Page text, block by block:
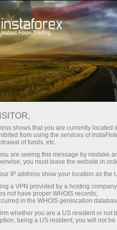
ngay lập tức Tải
người mới bắt
đầu
Dành cho nhà đầu
tư
NZDUSD
0.58909
07 Aug 2026
- 9 August 2026 1 year
Data
shows that you are currently located
from using the services of
of funds, etc.
are seeing this message by mistake
you must leave the website in
IP address show your location as the
a VPN provided by a hosting
not have proper WHOIS records;
in the WHOIS geolocation
whether you are a US resident or not
being a US resident, you will not